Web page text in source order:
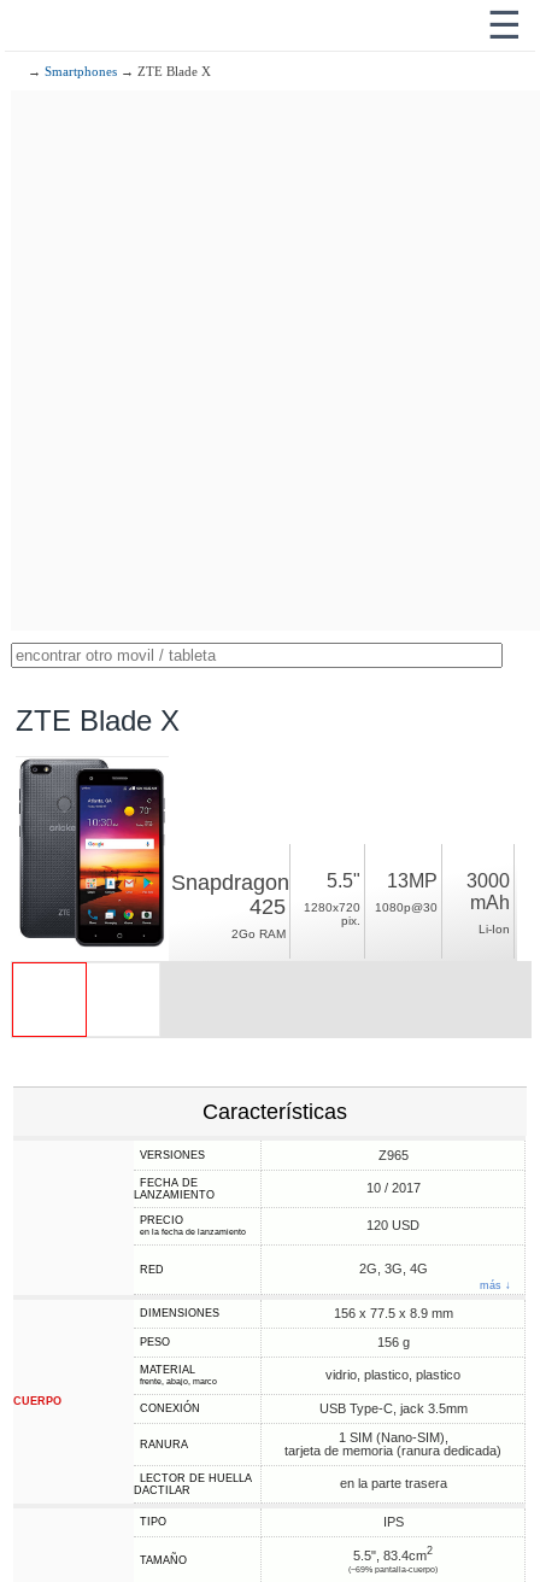
☰
→Smartphones → ZTE Blade X
ZTE Blade X
Snapdragon
425
2Go RAM
5.5"
1280x720
pix.
13MP
1080p@30
3000
mAh
Li-Ion
Características
VERSIONES Z965
FECHA DE
LANZAMIENTO
10 / 2017
PRECIO
en la fecha de lanzamiento 120 USD
RED 2G, 3G, 4G
más ↓
CUERPO
DIMENSIONES 156 x 77.5 x 8.9 mm
PESO 156 g
MATERIAL
frente, abajo, marco vidrio, plastico, plastico
CONEXIÓN USB Type-C, jack 3.5mm
RANURA
1 SIM (Nano-SIM),
tarjeta de memoria (ranura dedicada)
LECTOR DE HUELLA
DACTILAR
en la parte trasera
TIPO IPS
TAMAÑO 5.5", 83.4cm2
(~69% pantalla-cuerpo)